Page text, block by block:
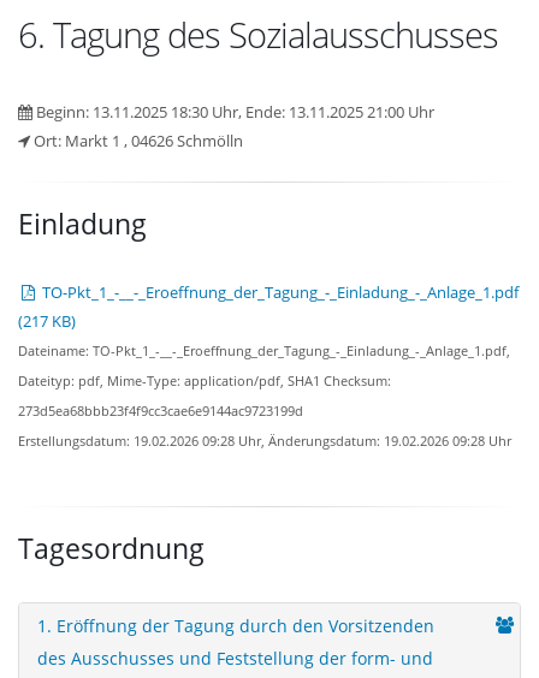
6. Tagung des Sozialausschusses
Beginn: 13.11.2025 18:30 Uhr, Ende: 13.11.2025 21:00 Uhr
Ort: Markt 1 , 04626 Schmölln
Einladung
TO-Pkt_1_-__-_Eroeffnung_der_Tagung_-_Einladung_-_Anlage_1.pdf
(217 KB)
Dateiname: TO-Pkt_1_-__-_Eroeffnung_der_Tagung_-_Einladung_-_Anlage_1.pdf,
Dateityp: pdf, Mime-Type: application/pdf, SHA1 Checksum:
273d5ea68bbb23f4f9cc3cae6e9144ac9723199d
Erstellungsdatum: 19.02.2026 09:28 Uhr, Änderungsdatum: 19.02.2026 09:28 Uhr
Tagesordnung
1. Eröffnung der Tagung durch den Vorsitzenden
des Ausschusses und Feststellung der form- und